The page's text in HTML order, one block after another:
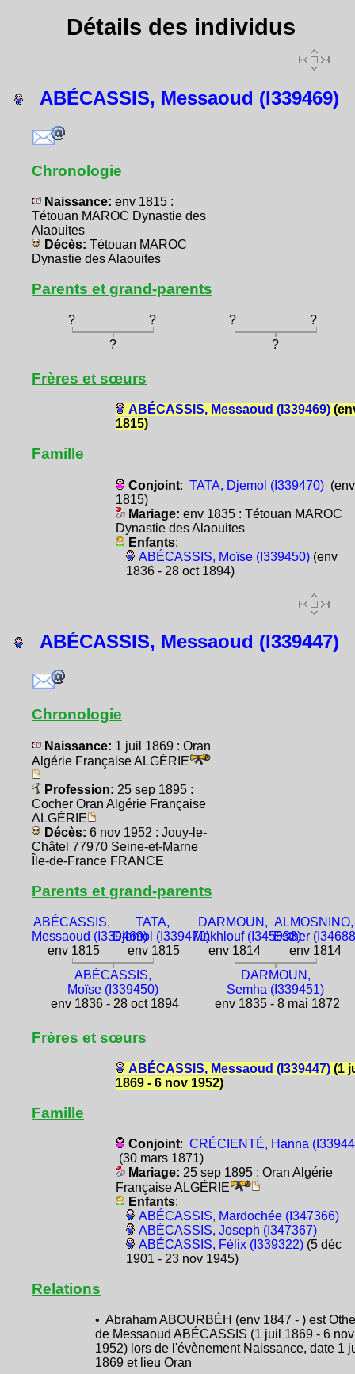
Détails des individus
ABÉCASSIS, Messaoud (I339469)
Chronologie
Naissance: env 1815 :
Tétouan MAROC Dynastie des
Alaouites
Décès: Tétouan MAROC
Dynastie des Alaouites
Parents et grand-parents
? ? ?
?
?
?
Frères et sœurs
ABÉCASSIS, Messaoud (I339469)
1815)
Famille
Conjoint: TATA, Djemol (I339470)(env
1815)
Mariage: env 1835 : Tétouan MAROC
Dynastie des Alaouites
Enfants:
ABÉCASSIS, Moïse (I339450)(env
1836 - 28 oct 1894)
ABÉCASSIS, Messaoud (I339447)
Chronologie
Naissance: 1 juil 1869 : Oran
Algérie Française ALGÉRIE
Profession: 25 sep 1895 :
Cocher Oran Algérie Française
ALGÉRIE
Décès: 6 nov 1952 : Jouy-le-
Châtel 77970 Seine-et-Marne
Île-de-France FRANCE
Parents et grand-parents
ABÉCASSIS,
Messaoud (I339469)
env 1815
TATA,
Djemol (I339470)
env 1815
DARMOUN,
Makhlouf (I345933)
env 1814
ALMOSNINO,
Esther
env 1814
ABÉCASSIS,
Moïse (I339450)
env 1836 - 28 oct 1894
DARMOUN,
Semha (I339451)
env 1835 - 8 mai 1872
Frères et sœurs
ABÉCASSIS, Messaoud (I339447)(1
1869 - 6 nov 1952)
Famille
Conjoint: CRÉCIENTÉ, Hanna
(30 mars 1871)
Mariage: 25 sep 1895 : Oran Algérie
Française ALGÉRIE
Enfants:
ABÉCASSIS, Mardochée (I347366)
ABÉCASSIS, Joseph (I347367)
ABÉCASSIS, Félix (I339322)(5 déc
1901 - 23 nov 1945)
Relations
• Abraham ABOURBÉH (env 1847 - ) est
de Messaoud ABÉCASSIS (1 juil 1869 - 6 nov
1952) lors de l'évènement Naissance, date 1
1869 et lieu Oran